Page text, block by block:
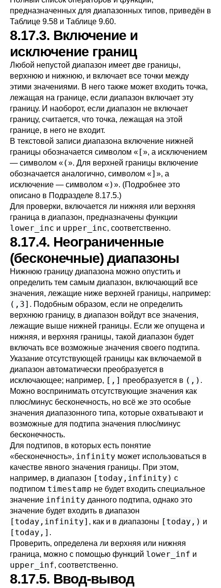
предназначенных для диапазонных типов, приведён в
Таблице 9.58 и Таблице 9.60.
8.17.3. Включение и
исключение границ
Любой непустой диапазон имеет две границы,
верхнюю и нижнюю, и включает все точки между
этими значениями. В него также может входить точка,
лежащая на границе, если диапазон включает эту
границу. И наоборот, если диапазон не включает
границу, считается, что точка, лежащая на этой
границе, в него не входит.
В текстовой записи диапазона включение нижней
границы обозначается символом «[», а исключением
— символом «(». Для верхней границы включение
обозначается аналогично, символом «] », а
исключение — символом «)». (Подробнее это
описано в Подразделе 8.17.5.)
Для проверки, включается ли нижняя или верхняя
граница в диапазон, предназначены функции
lower_inc и upper_inc, соответственно.
8.17.4. Неограниченные
(бесконечные) диапазоны
Нижнюю границу диапазона можно опустить и
определить тем самым диапазон, включающий все
значения, лежащие ниже верхней границы, например:
(,3] . Подобным образом, если не определить
верхнюю границу, в диапазон войдут все значения,
лежащие выше нижней границы. Если же опущена и
нижняя, и верхняя границы, такой диапазон будет
включать все возможные значения своего подтипа.
Указание отсутствующей границы как включаемой в
диапазон автоматически преобразуется в
исключающее; например, [,] преобразуется в (,) .
Можно воспринимать отсутствующие значения как
плюс/минус бесконечность, но всё же это особые
значения диапазонного типа, которые охватывают и
возможные для подтипа значения плюс/минус
бесконечность.
Для подтипов, в которых есть понятие
«бесконечность», infinity может использоваться в
качестве явного значения границы. При этом,
например, в диапазон [today,infinity) с
подтипом timestamp не будет входить специальное
значение infinity данного подтипа, однако это
значение будет входить в диапазон
[today,infinity] , как и в диапазоны [today,) и
[today,] .
Проверить, определена ли верхняя или нижняя
граница, можно с помощью функций lower_inf и
upper_inf, соответственно.
8.17.5. Ввод-вывод